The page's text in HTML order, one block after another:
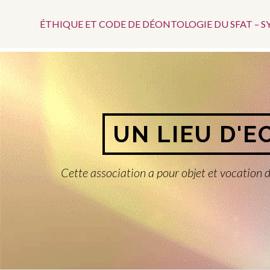
Top
ÉTHIQUE ET CODE DE DÉONTOLOGIE DU SFAT –
UN LIEU
Cette association a pour objet et vocation